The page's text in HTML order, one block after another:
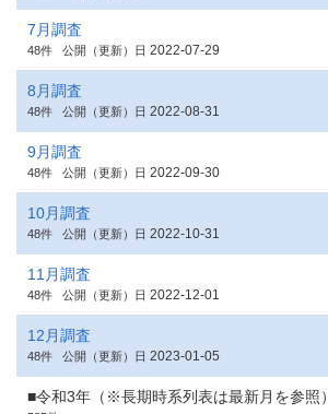
7月調査
48件 公開（更新）日 2022-07-29
8月調査
48件 公開（更新）日 2022-08-31
9月調査
48件 公開（更新）日 2022-09-30
10月調査
48件 公開（更新）日 2022-10-31
11月調査
48件 公開（更新）日 2022-12-01
12月調査
48件 公開（更新）日 2023-01-05
■令和3年（※長期時系列表は最新月を参照）